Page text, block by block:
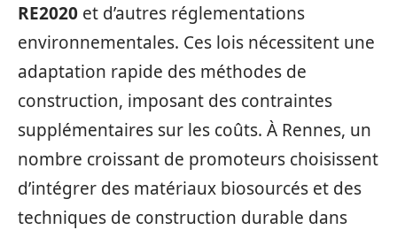
RE2020 et d’autres réglementations
environnementales. Ces lois nécessitent une
adaptation rapide des méthodes de
construction, imposant des contraintes
supplémentaires sur les coûts. À Rennes, un
nombre croissant de promoteurs choisissent
d’intégrer des matériaux biosourcés et des
techniques de construction durable dans